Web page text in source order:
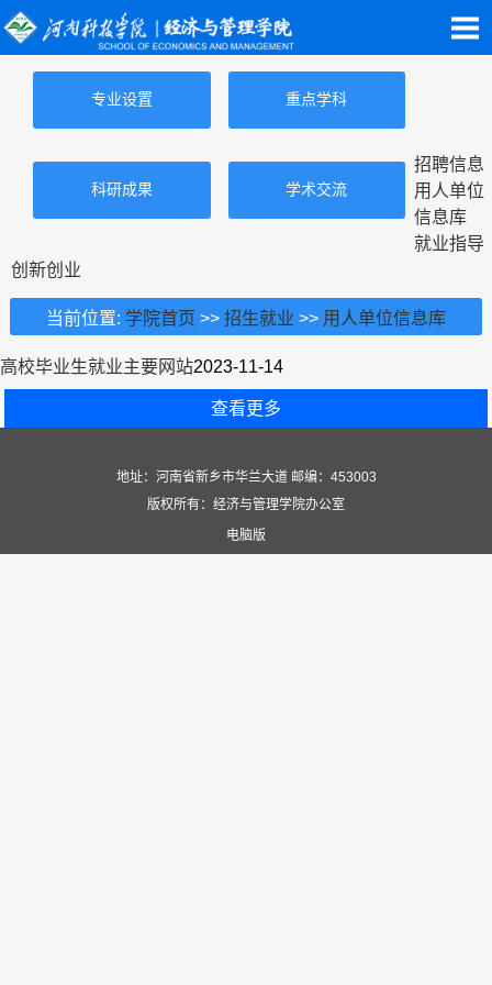
专业设置 重点学科
科研成果 学术交流
招聘信息
用人单位
信息库
就业指导
创新创业
当前位置: 学院首页 >> 招生就业 >> 用人单位信息库
高校毕业生就业主要网站2023-11-14
查看更多
地址：河南省新乡市华兰大道 邮编：453003
版权所有：经济与管理学院办公室
电脑版